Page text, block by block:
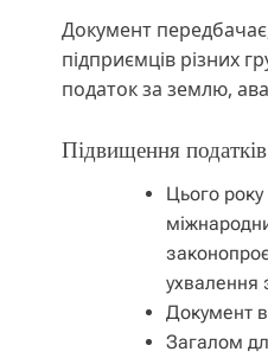
Документ
підприємців різних
податок за землю,
Підвищення податків
Цього
ухвалення
Документ
Загалом